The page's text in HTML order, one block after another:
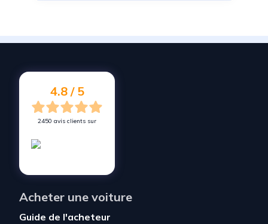
Vendez votre voiture à
4.8 / 5
2450 avis clients sur
Acheter une voiture
Guide de l'acheteur